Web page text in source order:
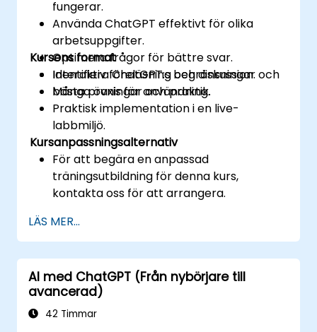
fungerar.
Använda ChatGPT effektivt för olika
arbetsuppgifter.
Optimera frågor för bättre svar.
Identifiera ChatGPT:s begränsningar och
bästa praxis för användning.
Kursens format
Interaktiv föreläsning och diskussion.
Många övningar och praktik.
Praktisk implementation i en live-
labbmiljö.
Kursanpassningsalternativ
För att begära en anpassad
träningsutbildning för denna kurs,
kontakta oss för att arrangera.
LÄS MER...
AI med ChatGPT (Från nybörjare till
avancerad)
42 Timmar